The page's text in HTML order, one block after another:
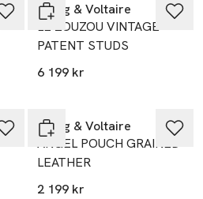
Zadig & Voltaire
LE ZOUZOU VINTAGE
PATENT STUDS
6 199 kr
Zadig & Voltaire
ANGEL POUCH GRAINED
LEATHER
2 199 kr